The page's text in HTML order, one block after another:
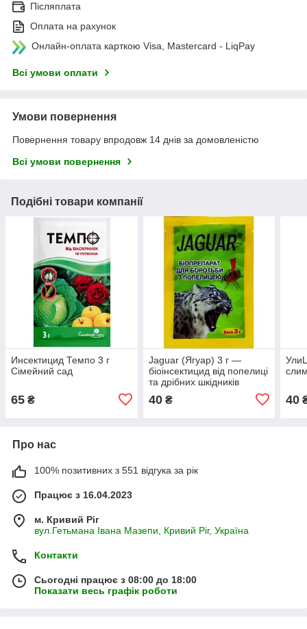
Післяплата
Оплата на рахунок
Онлайн-оплата карткою Visa, Mastercard - LiqPay
Всі умови оплати
Умови повернення
Повернення товару впродовж 14 днів за домовленістю
Всі умови повернення
Подібні товари компанії
Инсектицид Темпо 3 г
Сімейний сад
65 ₴
Jaguar (Ягуар) 3 г —
біоінсектицид від попелиці
та дрібних шкідників
40₴ 40
Про нас
100% позитивних з 551 відгука за рік
Працює з 16.04.2023
м. Кривий Ріг
вул.Гетьмана Івана Мазепи, Кривий Ріг, Україна
Контакти
Сьогодні працює з 08:00 до 18:00
Показати весь графік роботи